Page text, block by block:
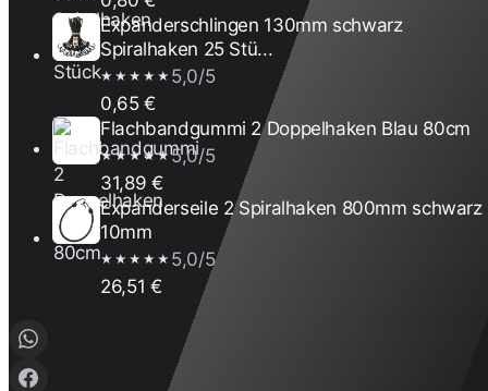
Expanderschlingen 130mm schwarz
Spiralhaken 25 Stü...
★★★★★ 5,0/5
0,65 €
Flachbandgummi 2 Doppelhaken Blau 80cm
★★★★★5,0/5
31,89 €
Expanderseile 2 Spiralhaken 800mm schwarz
10mm
★★★★★ 5,0/5
26,51 €